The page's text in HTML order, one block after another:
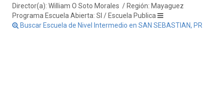
Director(a): William O Soto Morales / Región: Mayaguez
Programa Escuela Abierta: SI / Escuela Publica
Buscar Escuela de Nivel Intermedio en SAN SEBASTIAN, PR